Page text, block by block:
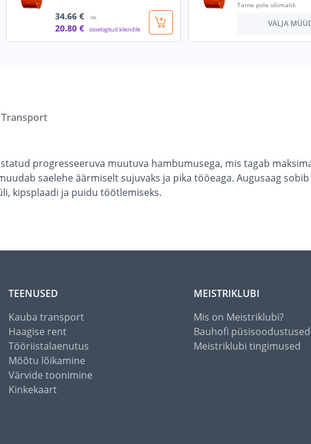
34.66 € /tk
20.80 € sisselogitud kliendile
Tarne pole võimalik
VÄLJA
progresseeruva muutuva hambumusega, mis tagab
saelehe äärmiselt sujuvaks ja pika tööeaga. Augusaag
kipsplaadi ja puidu töötlemiseks.
Transport
TEENUSED
Kauba transport
Haagise rent
Tööriistalaenutus
Mõõtu lõikamine
Värvide toonimine
Kinkekaart
MEISTRIKLUBI
Mis on Meistriklubi?
Bauhofi püsisoodustused
Meistriklubi tingimused